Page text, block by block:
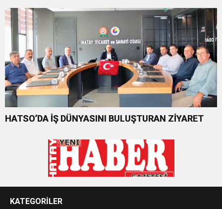
HATSO’DA İŞ DÜNYASINI BULUŞTURAN ZİYARET
KATEGORİLER